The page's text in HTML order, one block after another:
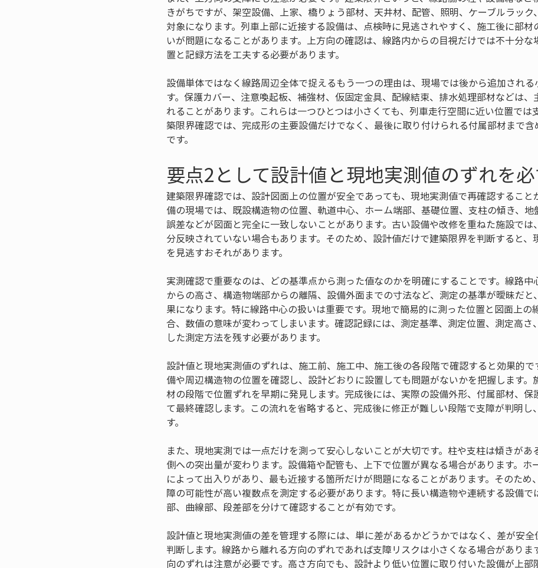
きがちですが、架空設備、上家、橋りょう部材、天井材、配管、照明、ケーブルラッ
対象になります。列車上部に近接する設備は、点検時に見逃されやすく、施工後に部
いが問題になることがあります。上方向の確認は、線路内からの目視だけでは不十分
置と記録方法を工夫する必要があります。
設備単体ではなく線路周辺全体で捉えるもう一つの理由は、現場では後から追加され
す。保護カバー、注意喚起板、補強材、仮固定金具、配線結束、排水処理部材などは、
れることがあります。これらは一つひとつは小さくても、列車走行空間に近い位置では
築限界確認では、完成形の主要設備だけでなく、最後に取り付けられる付属部材まで
です。
要点2として設計値と現地実測値のずれを
建築限界確認では、設計図面上の位置が安全であっても、現地実測値で再確認するこ
備の現場では、既設構造物の位置、軌道中心、ホーム端部、基礎位置、支柱の傾き、
誤差などが図面と完全に一致しないことがあります。古い設備や改修を重ねた施設で
分反映されていない場合もあります。そのため、設計値だけで建築限界を判断すると、
を見逃すおそれがあります。
実測確認で重要なのは、どの基準点から測った値なのかを明確にすることです。線路
からの高さ、構造物端部からの離隔、設備外面までの寸法など、測定の基準が曖昧だ
果になります。特に線路中心の扱いは重要です。現地で簡易的に測った位置と図面上の
合、数値の意味が変わってしまいます。確認記録には、測定基準、測定位置、測定高さ
した測定方法を残す必要があります。
設計値と現地実測値のずれは、施工前、施工中、施工後の各段階で確認すると効果的
備や周辺構造物の位置を確認し、設計どおりに設置しても問題がないかを把握します
材の段階で位置ずれを早期に発見します。完成後には、実際の設備外形、付属部材、保
て最終確認します。この流れを省略すると、完成後に修正が難しい段階で支障が判明し
す。
また、現地実測では一点だけを測って安心しないことが大切です。柱や支柱は傾きがあ
側への突出量が変わります。設備箱や配管も、上下で位置が異なる場合があります。ホ
によって出入りがあり、最も近接する箇所だけが問題になることがあります。そのため
障の可能性が高い複数点を測定する必要があります。特に長い構造物や連続する設備
部、曲線部、段差部を分けて確認することが有効です。
設計値と現地実測値の差を管理する際には、単に差があるかどうかではなく、差が安
判断します。線路から離れる方向のずれであれば支障リスクは小さくなる場合がありま
向のずれは注意が必要です。高さ方向でも、設計より低い位置に取り付いた設備が上部